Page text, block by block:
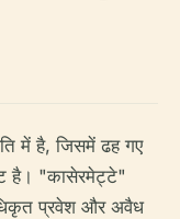
में है, जिसमें ढह गए
है। "कासेरमेट्टे"
प्रवेश और अवैध